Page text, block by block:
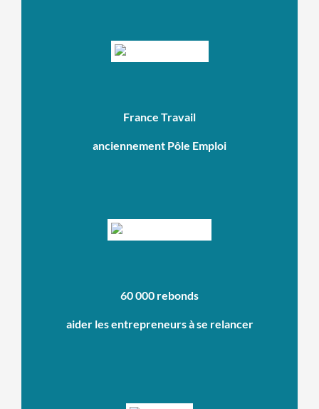
France Travail
anciennement Pôle Emploi
60 000 rebonds
aider les entrepreneurs à se relancer